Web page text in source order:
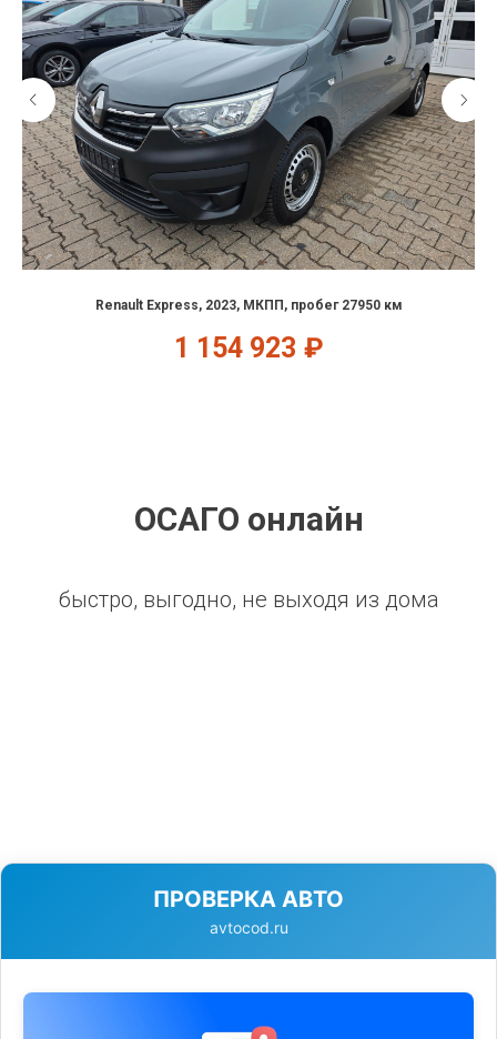
Renault Express, 2023, МКПП, пробег 27950 км
1 154 923 ₽
ОСАГО онлайн
быстро, выгодно, не выходя из дома
ПРОВЕРКА АВТО
avtocod.ru